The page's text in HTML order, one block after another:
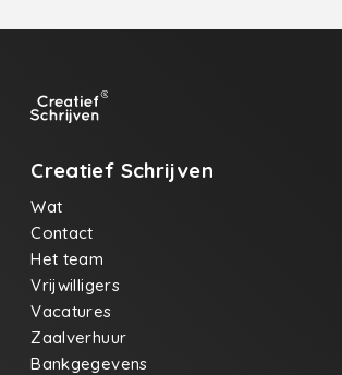
Creatief Schrijven
Wat
Contact
Het team
Vrijwilligers
Vacatures
Zaalverhuur
Bankgegevens